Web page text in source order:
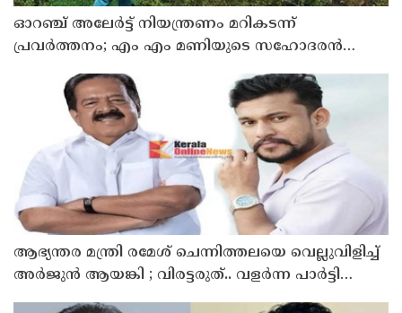
ഓറഞ്ച് അലേര്‍ട്ട് നിയന്ത്രണം മറികടന്ന്
പ്രവര്‍ത്തനം; എം എം മണിയുടെ സഹോദരന്‍
ആഭ്യന്തര മന്ത്രി രമേശ് ചെന്നിത്തലയെ വെല്ലുവിളിച്ച്
അ‍ർജുൻ ആയങ്കി ; വിരട്ടരുത്.. വളർന്ന പാർട്ടി